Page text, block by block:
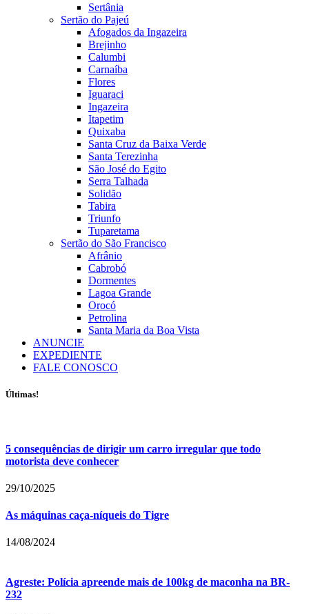
Sertânia
Sertão do Pajeú
Afogados da Ingazeira
Brejinho
Calumbi
Carnaíba
Flores
Iguaraci
Ingazeira
Itapetim
Quixaba
Santa Cruz da Baixa Verde
Santa Terezinha
São José do Egito
Serra Talhada
Solidão
Tabira
Triunfo
Tuparetama
Sertão do São Francisco
Afrânio
Cabrobó
Dormentes
Lagoa Grande
Orocó
Petrolina
Santa Maria da Boa Vista
ANUNCIE
EXPEDIENTE
FALE CONOSCO
Últimas!
5 consequências de dirigir um carro irregular que todo
motorista deve conhecer
29/10/2025
As máquinas caça-níqueis do Tigre
14/08/2024
Agreste: Polícia apreende mais de 100kg de maconha na BR-
232